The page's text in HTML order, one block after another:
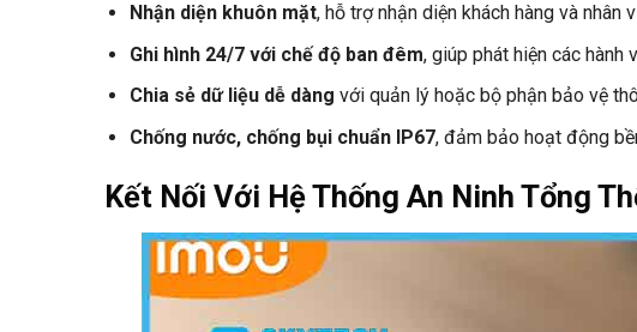
Nhận diện khuôn mặt, hỗ trợ nhận diện khách hàng và nhân
Ghi hình 24/7 với chế độ ban đêm, giúp phát hiện các hành
Chia sẻ dữ liệu dễ dàng với quản lý hoặc bộ phận bảo vệ
Chống nước, chống bụi chuẩn IP67, đảm bảo hoạt động
Kết Nối Với Hệ Thống An Ninh Tổng